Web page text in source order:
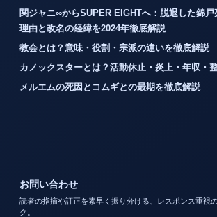
関ジャニ∞からSUPER EIGHTへ：脱退した錦
理由と改名の経緯を2024年徹底解説
教会とは？意味・役割・宗派の違いを徹底解説
カノックスターとは？活動休止・炎上・年収・
メルエムの死因とコムギとの最期を徹底解説
お問い合わせ
読者の指摘や訂正を素早く振り分ける、レスポンス重視
ク。